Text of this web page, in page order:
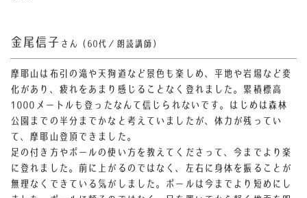
金尾信子 さん（60代／朗読講師）
摩耶山は布引の滝や天狗道など景色も楽しめ、平地や岩場など変
化があり、疲れをあまり感じることなく登れました。累積標高
1000メートルも登ったなんて信じられないです。はじめは森林
公園までの半分までかなと考えていましたが、体力が残ってい
て、摩耶山登頂できました。
足の付き方やポールの使い方を教えてくださって、今までより楽
に登れました。前に上がるのではなく、左右に身体を振ることが
無理なくできている気がしました。ポールは今までより短めにし